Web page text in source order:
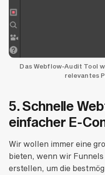
Das Webflow-Audit Tool
relevantes
5. Schnelle
einfacher E-
Wir wollen immer eine
bieten, wenn wir
erstellen, um die